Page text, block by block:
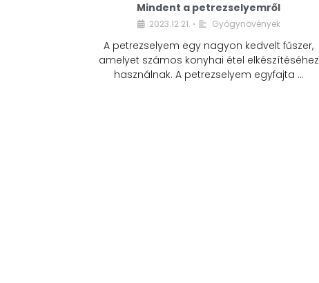
Mindent a petrezselyemről
2023.12.21. • Gyógynövények
A petrezselyem egy nagyon kedvelt fűszer,
amelyet számos konyhai étel elkészítéséhez
használnak. A petrezselyem egyfajta …